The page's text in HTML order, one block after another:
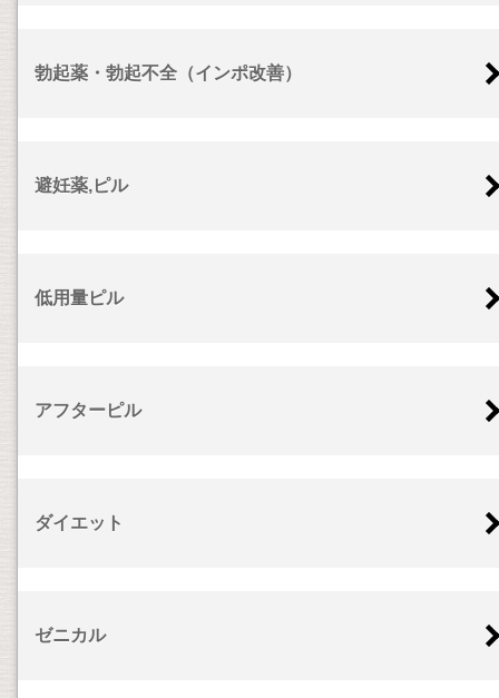
勃起薬・勃起不全（インポ改善）
避妊薬,ピル
低用量ピル
アフターピル
ダイエット
ゼニカル